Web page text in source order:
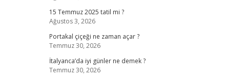
15 Temmuz 2025 tatil mi ?
Ağustos 3, 2026
Portakal çiçeği ne zaman açar ?
Temmuz 30, 2026
İtalyanca’da iyi günler ne demek ?
Temmuz 30, 2026